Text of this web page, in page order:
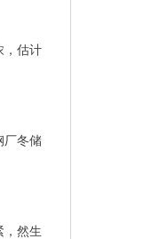
，估计
厂冬储
，然生